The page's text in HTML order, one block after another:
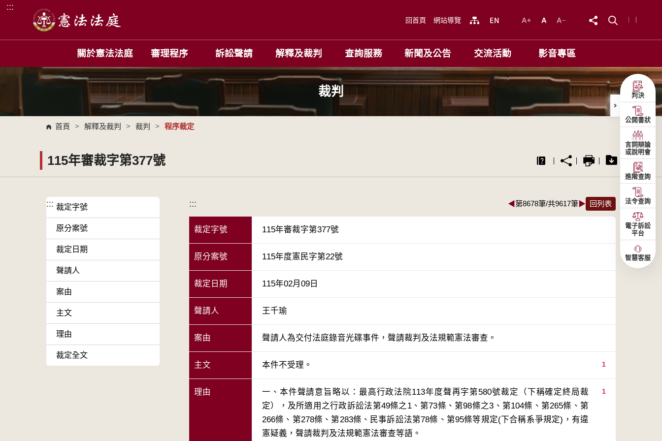
跳到主要內容區塊
:::
回首頁 網站導覽
關於憲法法庭 審理程序 訴訟聲請 解釋及裁判 查詢服務 新聞及公告 交流活動 影音專區
裁判
首頁 > 解釋及裁判 > 裁判 > 程序裁定
115年審裁字第377號
::: 裁定字號
原分案號
裁定日期
聲請人
案由
主文
理由
裁定全文
::: ◀第8678筆/共9617筆▶ 回列表
裁定字號 115年審裁字第377號
原分案號 115年度憲民字第22號
裁定日期 115年02月09日
聲請人 王千瑜
案由 聲請人為交付法庭錄音光碟事件，聲請裁判及法規範憲法審查。
主文 1
本件不受理。
理由 1
一、本件聲請意旨略以：最高行政法院113年度聲再字第580號裁定（下稱確定終局裁
定），及所適用之行政訴訟法第49條之1、第73條、第98條之3、第104條、第265條、第
266條、第278條、第283條、民事訴訟法第78條、第95條等規定(下合稱系爭規定)，有違
判決
公開書狀
言詞辯論
或說明會
進階查詢
法令查詢
電子訴訟
平台
智慧客服